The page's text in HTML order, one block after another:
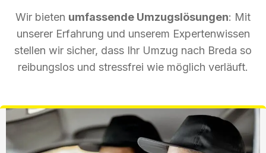
Wir bieten umfassende Umzugslösungen: Mit
unserer Erfahrung und unserem Expertenwissen
stellen wir sicher, dass Ihr Umzug nach Breda so
reibungslos und stressfrei wie möglich verläuft.